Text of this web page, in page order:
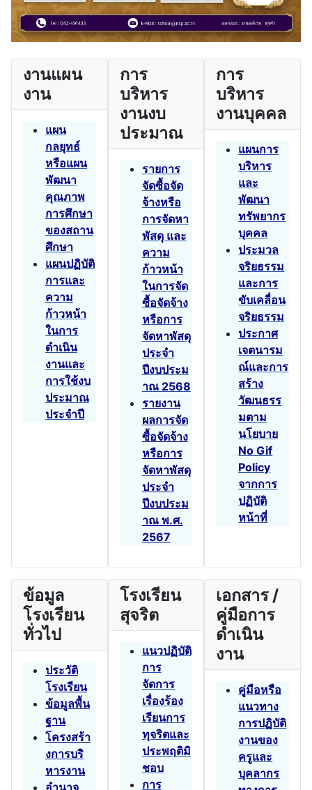
งานแผน
งาน
แผน
กลยุทธ์
หรือแผน
พัฒนา
คุณภาพ
การศึกษา
ของสถาน
ศึกษา
แผนปฏิบัติ
การและ
ความ
ก้าวหน้า
ในการ
ดำเนิน
งานและ
การใช้งบ
ประมาณ
ประจำปี
การ
บริหาร
งานงบ
ประมาณ
รายการ
จัดซื้อจัด
จ้างหรือ
การจัดหา
พัสดุ และ
ความ
ก้าวหน้า
ในการจัด
ซื้อจัดจ้าง
หรือการ
จัดหาพัสดุ
ประจำ
ปีงบประม
าณ 2568
รายงาน
ผลการจัด
ซื้อจัดจ้าง
หรือการ
จัดหาพัสดุ
ประจำ
ปีงบประม
าณ พ.ศ.
2567
การ
บริหาร
งานบุคคล
แผนการ
บริหาร
และ
พัฒนา
ทรัพยากร
บุคคล
ประมวล
จริยธรรม
และการ
ขับเคลื่อน
จริยธรรม
ประกาศ
เจตนารม
ณ์และการ
สร้าง
วัฒนธรร
มตาม
นโยบาย
No Gif
Policy
จากการ
ปฏิบัติ
หน้าที่
ข้อมูล
โรงเรียน
ทั่วไป
ประวัติ
โรงเรียน
ข้อมูลพื้น
ฐาน
โครงสร้า
งการบริ
หารงาน
อำนาจ
โรงเรียน
สุจริต
แนวปฏิบัติ
การ
จัดการ
เรื่องร้อง
เรียนการ
ทุจริตและ
ประพฤติมิ
ชอบ
การ
เอกสาร /
คู่มือการ
ดำเนิน
งาน
คู่มือหรือ
แนวทาง
การปฏิบัติ
งานของ
ครูและ
บุคลากร